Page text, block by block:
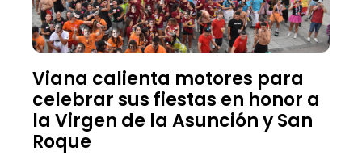
Viana calienta motores para
celebrar sus fiestas en honor a
la Virgen de la Asunción y San
Roque